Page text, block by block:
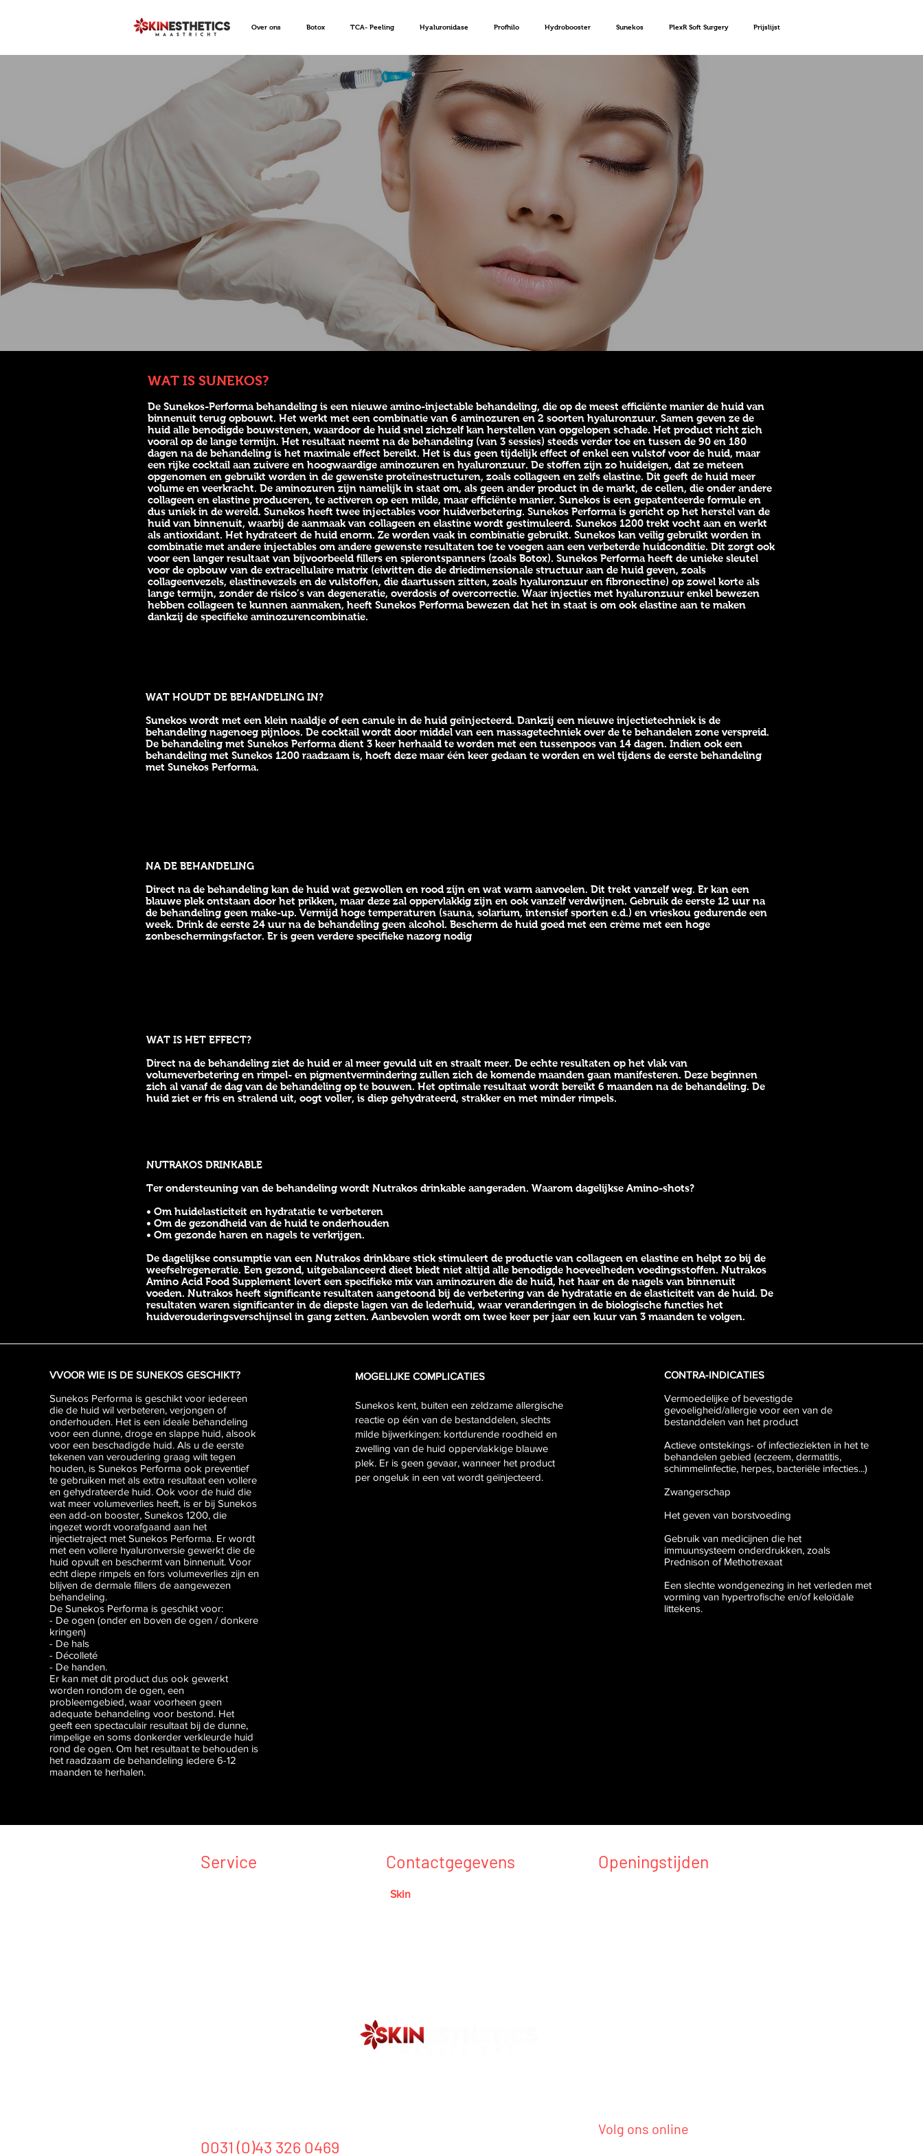
Over ons Botox TCA- Peeling Hyaluronidase Profhilo Hydrobooster Sunekos PlexR Soft Surgery Prijslijst
WAT IS SUNEKOS?
De Sunekos-Performa behandeling is een nieuwe amino-injectable behandeling, die op de meest efficiënte manier de huid van
binnenuit terug opbouwt. Het werkt met een combinatie van 6 aminozuren en 2 soorten hyaluronzuur. Samen geven ze de
huid alle benodigde bouwstenen, waardoor de huid snel zichzelf kan herstellen van opgelopen schade. Het product richt zich
vooral op de lange termijn. Het resultaat neemt na de behandeling (van 3 sessies) steeds verder toe en tussen de 90 en 180
dagen na de behandeling is het maximale effect bereikt. Het is dus geen tijdelijk effect of enkel een vulstof voor de huid, maar
een rijke cocktail aan zuivere en hoogwaardige aminozuren en hyaluronzuur. De stoffen zijn zo huideigen, dat ze meteen
opgenomen en gebruikt worden in de gewenste proteïnestructuren, zoals collageen en zelfs elastine. Dit geeft de huid meer
volume en veerkracht. De aminozuren zijn namelijk in staat om, als geen ander product in de markt, de cellen, die onder andere
collageen en elastine produceren, te activeren op een milde, maar efficiënte manier. Sunekos is een gepatenteerde formule en
dus uniek in de wereld. Sunekos heeft twee injectables voor huidverbetering. Sunekos Performa is gericht op het herstel van de
huid van binnenuit, waarbij de aanmaak van collageen en elastine wordt gestimuleerd. Sunekos 1200 trekt vocht aan en werkt
als antioxidant. Het hydrateert de huid enorm. Ze worden vaak in combinatie gebruikt. Sunekos kan veilig gebruikt worden in
combinatie met andere injectables om andere gewenste resultaten toe te voegen aan een verbeterde huidconditie. Dit zorgt ook
voor een langer resultaat van bijvoorbeeld fillers en spierontspanners (zoals Botox). Sunekos Performa heeft de unieke sleutel
voor de opbouw van de extracellulaire matrix (eiwitten die de driedimensionale structuur aan de huid geven, zoals
collageenvezels, elastinevezels en de vulstoffen, die daartussen zitten, zoals hyaluronzuur en fibronectine) op zowel korte als
lange termijn, zonder de risico’s van degeneratie, overdosis of overcorrectie. Waar injecties met hyaluronzuur enkel bewezen
hebben collageen te kunnen aanmaken, heeft Sunekos Performa bewezen dat het in staat is om ook elastine aan te maken
dankzij de specifieke aminozurencombinatie.
WAT HOUDT DE BEHANDELING IN?
Sunekos wordt met een klein naaldje of een canule in de huid geïnjecteerd. Dankzij een nieuwe injectietechniek is de
behandeling nagenoeg pijnloos. De cocktail wordt door middel van een massagetechniek over de te behandelen zone verspreid.
De behandeling met Sunekos Performa dient 3 keer herhaald te worden met een tussenpoos van 14 dagen. Indien ook een
behandeling met Sunekos 1200 raadzaam is, hoeft deze maar één keer gedaan te worden en wel tijdens de eerste behandeling
met Sunekos Performa.
NA DE BEHANDELING
Direct na de behandeling kan de huid wat gezwollen en rood zijn en wat warm aanvoelen. Dit trekt vanzelf weg. Er kan een
blauwe plek ontstaan door het prikken, maar deze zal oppervlakkig zijn en ook vanzelf verdwijnen. Gebruik de eerste 12 uur na
de behandeling geen make-up. Vermijd hoge temperaturen (sauna, solarium, intensief sporten e.d.) en vrieskou gedurende een
week. Drink de eerste 24 uur na de behandeling geen alcohol. Bescherm de huid goed met een crème met een hoge
zonbeschermingsfactor. Er is geen verdere specifieke nazorg nodig
WAT IS HET EFFECT?
Direct na de behandeling ziet de huid er al meer gevuld uit en straalt meer. De echte resultaten op het vlak van
volumeverbetering en rimpel- en pigmentvermindering zullen zich de komende maanden gaan manifesteren. Deze beginnen
zich al vanaf de dag van de behandeling op te bouwen. Het optimale resultaat wordt bereikt 6 maanden na de behandeling. De
huid ziet er fris en stralend uit, oogt voller, is diep gehydrateerd, strakker en met minder rimpels.
NUTRAKOS DRINKABLE
Ter ondersteuning van de behandeling wordt Nutrakos drinkable aangeraden. Waarom dagelijkse Amino-shots?
• Om huidelasticiteit en hydratatie te verbeteren
• Om de gezondheid van de huid te onderhouden
• Om gezonde haren en nagels te verkrijgen.
De dagelijkse consumptie van een Nutrakos drinkbare stick stimuleert de productie van collageen en elastine en helpt zo bij de
weefselregeneratie. Een gezond, uitgebalanceerd dieet biedt niet altijd alle benodigde hoeveelheden voedingsstoffen. Nutrakos
Amino Acid Food Supplement levert een specifieke mix van aminozuren die de huid, het haar en de nagels van binnenuit
voeden. Nutrakos heeft significante resultaten aangetoond bij de verbetering van de hydratatie en de elasticiteit van de huid. De
resultaten waren significanter in de diepste lagen van de lederhuid, waar veranderingen in de biologische functies het
huidverouderingsverschijnsel in gang zetten. Aanbevolen wordt om twee keer per jaar een kuur van 3 maanden te volgen.
VVOOR WIE IS DE SUNEKOS GESCHIKT?
Sunekos Performa is geschikt voor iedereen
die de huid wil verbeteren, verjongen of
onderhouden. Het is een ideale behandeling
voor een dunne, droge en slappe huid, alsook
voor een beschadigde huid. Als u de eerste
tekenen van veroudering graag wilt tegen
houden, is Sunekos Performa ook preventief
te gebruiken met als extra resultaat een vollere
en gehydrateerde huid. Ook voor de huid die
wat meer volumeverlies heeft, is er bij Sunekos
een add-on booster, Sunekos 1200, die
ingezet wordt voorafgaand aan het
injectietraject met Sunekos Performa. Er wordt
met een vollere hyaluronversie gewerkt die de
huid opvult en beschermt van binnenuit. Voor
echt diepe rimpels en fors volumeverlies zijn en
blijven de dermale fillers de aangewezen
behandeling.
De Sunekos Performa is geschikt voor:
- De ogen (onder en boven de ogen / donkere
kringen)
- De hals
- Décolleté
- De handen.
Er kan met dit product dus ook gewerkt
worden rondom de ogen, een
probleemgebied, waar voorheen geen
adequate behandeling voor bestond. Het
geeft een spectaculair resultaat bij de dunne,
rimpelige en soms donkerder verkleurde huid
rond de ogen. Om het resultaat te behouden is
het raadzaam de behandeling iedere 6-12
maanden te herhalen.
MOGELIJKE COMPLICATIES
Sunekos kent, buiten een zeldzame allergische
reactie op één van de bestanddelen, slechts
milde bijwerkingen: kortdurende roodheid en
zwelling van de huid oppervlakkige blauwe
plek. Er is geen gevaar, wanneer het product
per ongeluk in een vat wordt geïnjecteerd.
CONTRA-INDICATIES
Vermoedelijke of bevestigde
gevoeligheid/allergie voor een van de
bestanddelen van het product
Actieve ontstekings- of infectieziekten in het te
behandelen gebied (eczeem, dermatitis,
schimmelinfectie, herpes, bacteriële infecties...)
Zwangerschap
Het geven van borstvoeding
Gebruik van medicijnen die het
immuunsysteem onderdrukken, zoals
Prednison of Methotrexaat
Een slechte wondgenezing in het verleden met
vorming van hypertrofische en/of keloïdale
littekens.
Service Contactgegevens
Skin
Openingstijden
0031 (0)43 326 0469
Volg ons online